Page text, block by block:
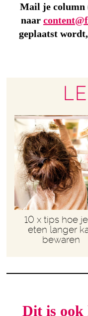
Mail je column
naar
geplaatst
10 x tips hoe
eten langer
bewaren
Dit is ook